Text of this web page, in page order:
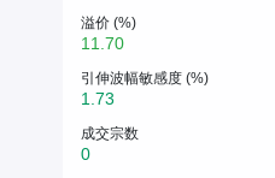
溢价 (%)
11.70
引伸波幅敏感度 (%)
1.73
成交宗数
0